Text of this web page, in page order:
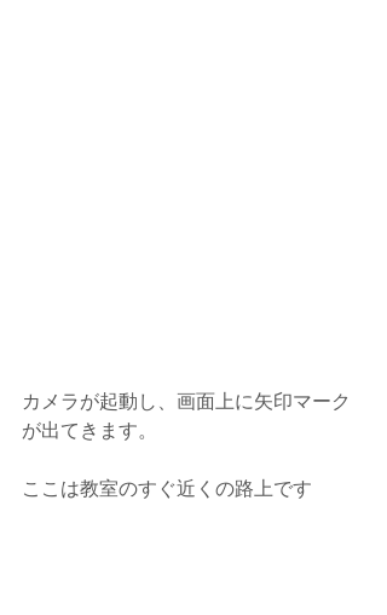
カメラが起動し、画面上に矢印マーク
が出てきます。
ここは教室のすぐ近くの路上です